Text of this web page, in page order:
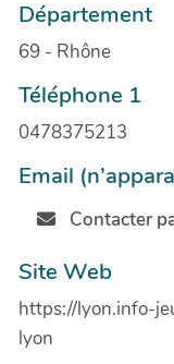
Département
69 - Rhône
Téléphone 1
0478375213
Email
Contacter
Site Web
https://lyon.info-
lyon